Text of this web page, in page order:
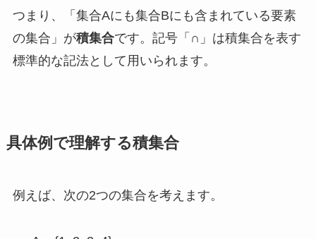
つまり、「集合Aにも集合Bにも含まれている要素
の集合」が積集合です。記号「∩」は積集合を表す
標準的な記法として用いられます。
具体例で理解する積集合
例えば、次の2つの集合を考えます。